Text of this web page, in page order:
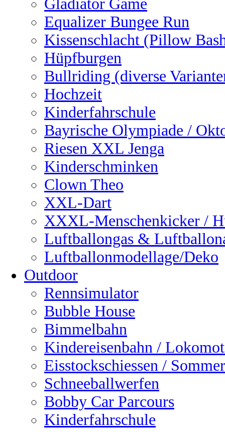
Gladiator Game
Equalizer Bungee Run
Kissenschlacht (Pillow
Hüpfburgen
Bullriding (diverse
Hochzeit
Kinderfahrschule
Bayrische Olympiade /
Riesen XXL Jenga
Kinderschminken
Clown Theo
XXL-Dart
XXXL-Menschenkicker /
Luftballongas &
Luftballonmodellage/Deko
Outdoor
Rennsimulator
Bubble House
Bimmelbahn
Kindereisenbahn /
Eisstockschiessen /
Schneeballwerfen
Bobby Car Parcours
Kinderfahrschule